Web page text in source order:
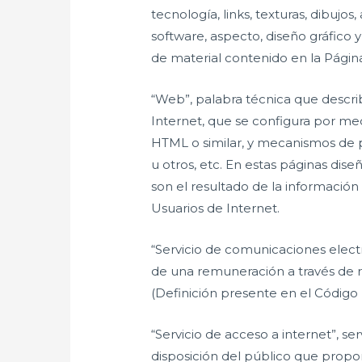
tecnología, links, texturas,
software, aspecto, diseño gráfico
de material contenido en la
“Web”, palabra técnica que
Internet, que se configura por
HTML o similar, y mecanismos
u otros, etc. En estas páginas
son el resultado de la
Usuarios de Internet.
“Servicio de comunicaciones
de una remuneración a través de
(Definición presente en el
“Servicio de acceso a internet”,
disposición del público que